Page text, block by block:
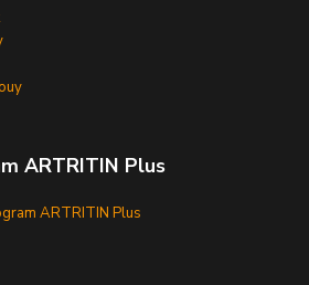
ARTRITIN Plus
ARTRITIN Plus